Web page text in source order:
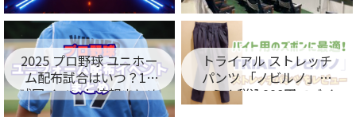
面ライダー名が判明！
シート編」
2025 プロ野球 ユニホー
ム配布試合はいつ？12
球団イベント情報まとめ
トライアル ストレッチ
パンツ 「ノビルノ」口
コミ！税込998円でバイ
ト用のズボンに最適！